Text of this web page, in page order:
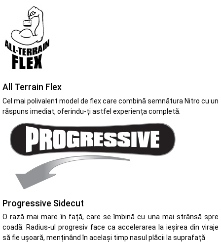
All Terrain Flex
Cel mai polivalent model de flex care combină semnătura Nitro cu un
răspuns imediat, oferindu-ți astfel experiența completă.
Progressive Sidecut
O rază mai mare în față, care se îmbină cu una mai strânsă spre
coadă: Radius-ul progresiv face ca accelerarea la ieșirea din viraje
să fie ușoară, menținând în același timp nasul plăcii la suprafață